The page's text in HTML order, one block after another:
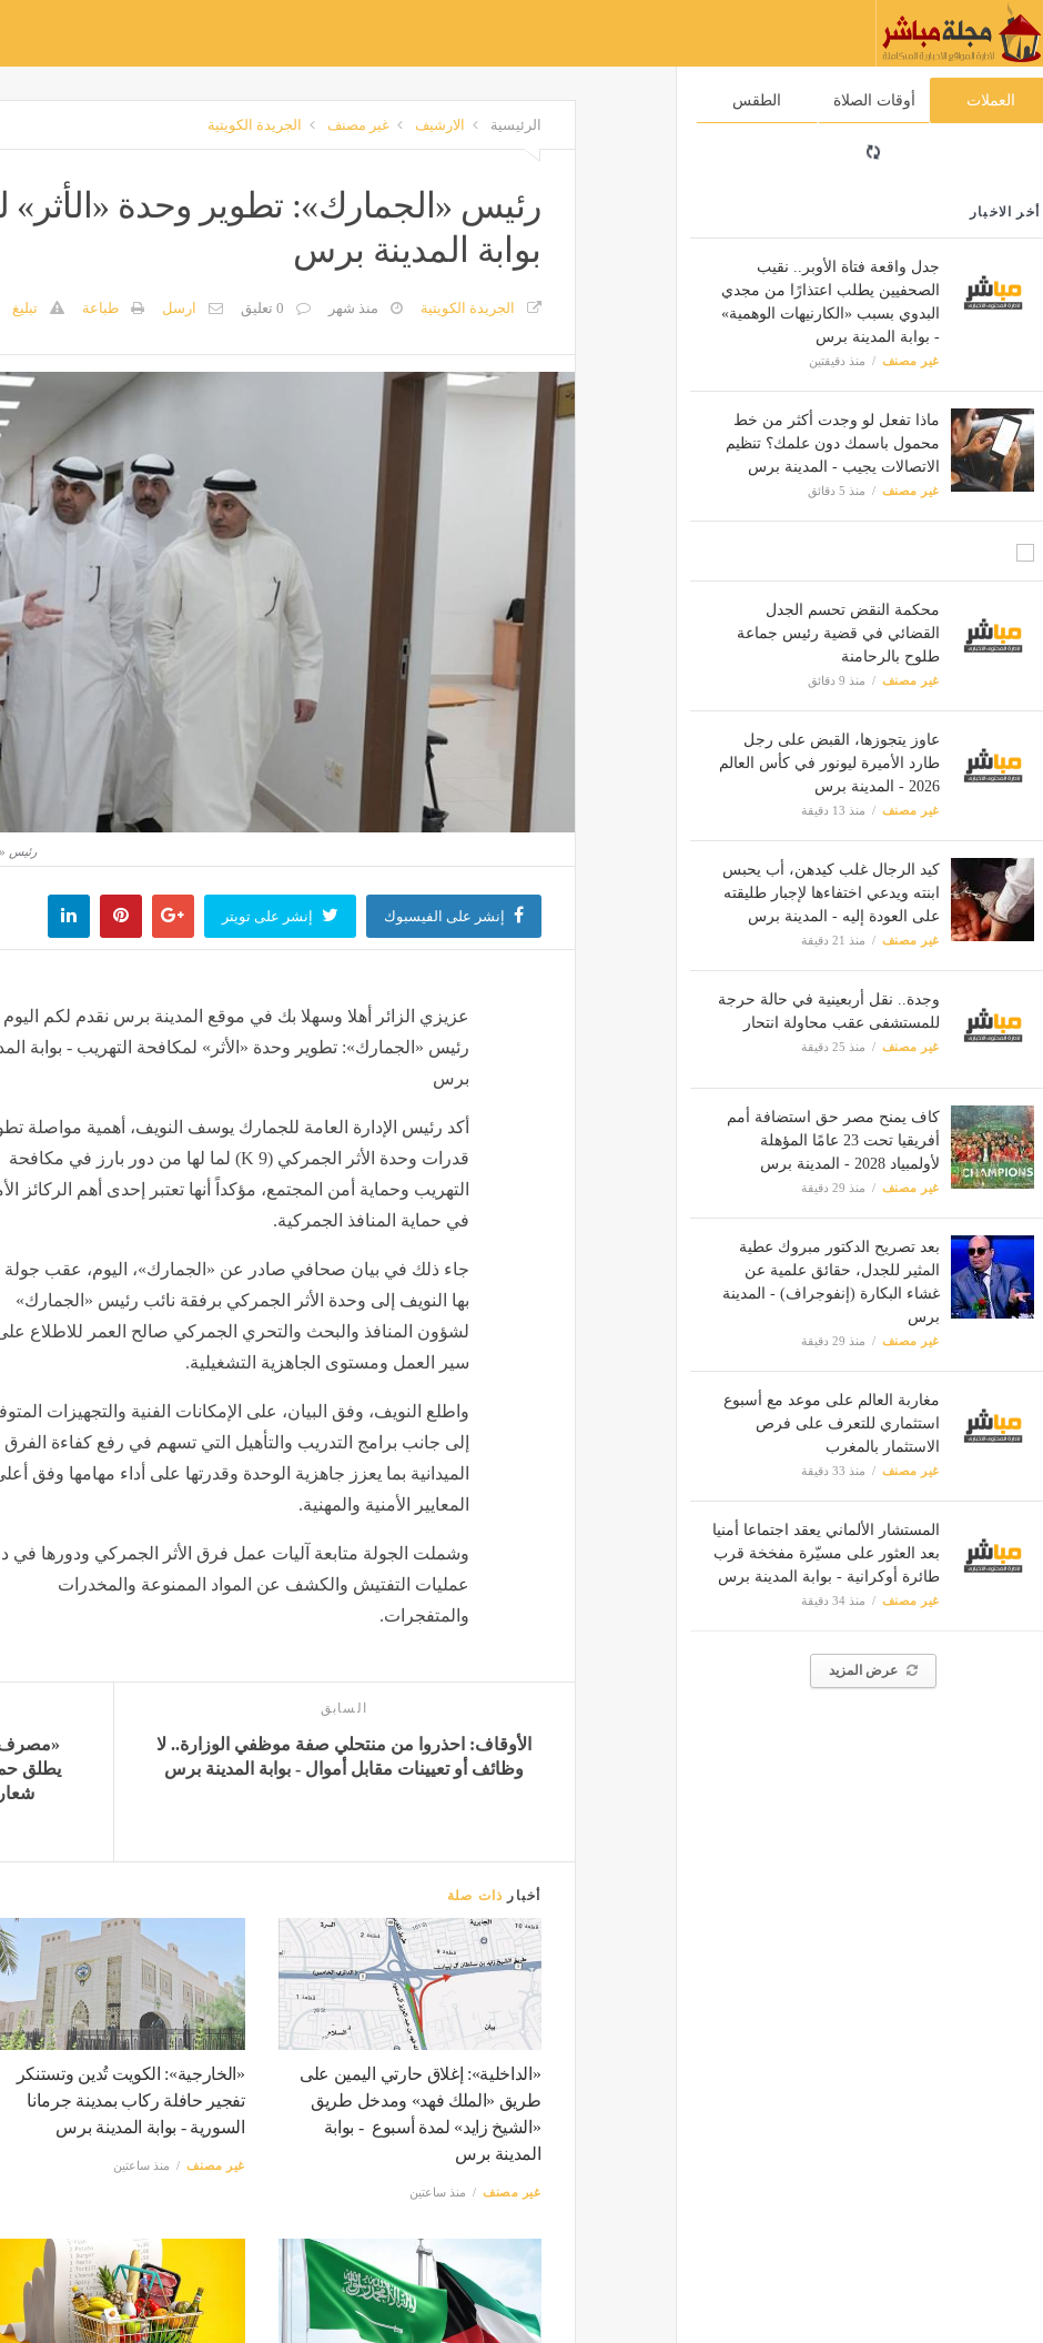
العملات أوقات الصلاة الطقس
أخر الاخبار
جدل واقعة فتاة الأوبر.. نقيب
الصحفيين يطلب اعتذارًا من مجدي
البدوي بسبب «الكارنيهات الوهمية»
- بوابة المدينة برس
غير مصنف منذ دقيقتين
ماذا تفعل لو وجدت أكثر من خط
محمول باسمك دون علمك؟ تنظيم
الاتصالات يجيب - المدينة برس
غير مصنف منذ 5 دقائق
محكمة النقض تحسم الجدل
القضائي في قضية رئيس جماعة
طلوح بالرحامنة
غير مصنف منذ 9 دقائق
عاوز يتجوزها، القبض على رجل
طارد الأميرة ليونور في كأس العالم
2026 - المدينة برس
غير مصنف منذ 13 دقيقة
كيد الرجال غلب كيدهن، أب يحبس
ابنته ويدعي اختفاءها لإجبار طليقته
على العودة إليه - المدينة برس
غير مصنف منذ 21 دقيقة
وجدة.. نقل أربعينية في حالة حرجة
للمستشفى عقب محاولة انتحار
غير مصنف منذ 25 دقيقة
كاف يمنح مصر حق استضافة أمم
أفريقيا تحت 23 عامًا المؤهلة
لأولمبياد 2028 - المدينة برس
غير مصنف منذ 29 دقيقة
بعد تصريح الدكتور مبروك عطية
المثير للجدل، حقائق علمية عن
غشاء البكارة (إنفوجراف) - المدينة
برس
غير مصنف منذ 29 دقيقة
مغاربة العالم على موعد مع أسبوع
استثماري للتعرف على فرص
الاستثمار بالمغرب
غير مصنف منذ 33 دقيقة
المستشار الألماني يعقد اجتماعا أمنيا
بعد العثور على مسيّرة مفخخة قرب
طائرة أوكرانية - بوابة المدينة برس
غير مصنف منذ 34 دقيقة
عرض المزيد
الرئيسية الارشيف غير مصنف الجريدة الكويتية
رئيس «الجمارك»: تطوير وحدة «الأثر»
بوابة المدينة برس
الجريدة الكويتية منذ شهر 0 تعليق ارسل طباعة تبليغ
رئيس
إنشر على الفيسبوك إنشر على تويتر
عزيزي الزائر أهلا وسهلا بك في موقع المدينة برس نقدم لكم اليوم
رئيس «الجمارك»: تطوير وحدة «الأثر» لمكافحة التهريب - بوابة
برس
أكد رئيس الإدارة العامة للجمارك يوسف النويف، أهمية مواصلة
قدرات وحدة الأثر الجمركي (9 K) لما لها من دور بارز في مكافحة
التهريب وحماية أمن المجتمع، مؤكداً أنها تعتبر إحدى أهم الركائز
في حماية المنافذ الجمركية.
جاء ذلك في بيان صحافي صادر عن «الجمارك»، اليوم، عقب جولة
بها النويف إلى وحدة الأثر الجمركي برفقة نائب رئيس «الجمارك»
لشؤون المنافذ والبحث والتحري الجمركي صالح العمر للاطلاع
سير العمل ومستوى الجاهزية التشغيلية.
واطلع النويف، وفق البيان، على الإمكانات الفنية والتجهيزات
إلى جانب برامج التدريب والتأهيل التي تسهم في رفع كفاءة الفرق
الميدانية بما يعزز جاهزية الوحدة وقدرتها على أداء مهامها وفق
المعايير الأمنية والمهنية.
وشملت الجولة متابعة آليات عمل فرق الأثر الجمركي ودورها في
عمليات التفتيش والكشف عن المواد الممنوعة والمخدرات
والمتفجرات.
السابق
الأوقاف: احذروا من منتحلي صفة موظفي الوزارة.. لا
وظائف أو تعيينات مقابل أموال - بوابة المدينة برس
يطلق
أخبار ذات صلة
«الداخلية»: إغلاق حارتي اليمين على
طريق «الملك فهد» ومدخل طريق
«الشيخ زايد» لمدة أسبوع - بوابة
المدينة برس
غير مصنف منذ ساعتين
«الخارجية»: الكويت تُدين وتستنكر
تفجير حافلة ركاب بمدينة جرمانا
السورية - بوابة المدينة برس
غير مصنف منذ ساعتين